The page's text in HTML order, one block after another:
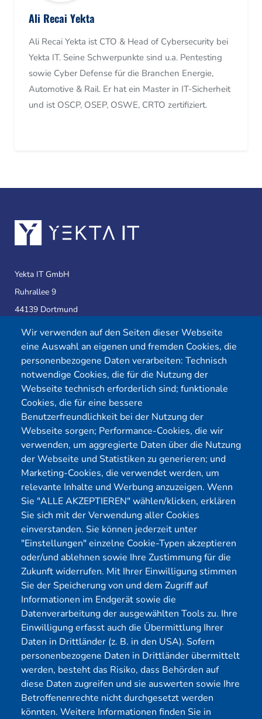
Ali Recai Yekta
Ali Recai Yekta ist CTO & Head of Cybersecurity bei
Yekta IT. Seine Schwerpunkte sind u.a. Pentesting
sowie Cyber Defense für die Branchen Energie,
Automotive & Rail. Er hat ein Master in IT-Sicherheit
und ist OSCP, OSEP, OSWE, CRTO zertifiziert.
Wir verwenden auf den Seiten dieser Webseite
eine Auswahl an eigenen und fremden Cookies, die
personenbezogene Daten verarbeiten: Technisch
notwendige Cookies, die für die Nutzung der
Webseite technisch erforderlich sind; funktionale
Cookies, die für eine bessere
Benutzerfreundlichkeit bei der Nutzung der
Webseite sorgen; Performance-Cookies, die wir
verwenden, um aggregierte Daten über die Nutzung
der Webseite und Statistiken zu generieren; und
Marketing-Cookies, die verwendet werden, um
relevante Inhalte und Werbung anzuzeigen. Wenn
Sie "ALLE AKZEPTIEREN" wählen/klicken, erklären
Sie sich mit der Verwendung aller Cookies
einverstanden. Sie können jederzeit unter
"Einstellungen" einzelne Cookie-Typen akzeptieren
oder/und ablehnen sowie Ihre Zustimmung für die
Zukunft widerrufen. Mit Ihrer Einwilligung stimmen
Sie der Speicherung von und dem Zugriff auf
Informationen im Endgerät sowie die
Datenverarbeitung der ausgewählten Tools zu. Ihre
Einwilligung erfasst auch die Übermittlung Ihrer
Daten in Drittländer (z. B. in den USA). Sofern
personenbezogene Daten in Drittländer übermittelt
werden, besteht das Risiko, dass Behörden auf
diese Daten zugreifen und sie auswerten sowie Ihre
Betroffenenrechte nicht durchgesetzt werden
könnten. Weitere Informationen finden Sie in
Yekta IT GmbH
Ruhrallee 9
44139 Dortmund
Telefon:0231 39814905
E-Mail:
info@yekta-it.de
(Mo.-Fr.9-17 Uhr)
Menü
Cybersecurity
Pentest Anbieter
Pentest Kosten Rechner
KMU CyberRisikoCheck
OT-Security
Physical Pentest
Über uns
Förderungen
Kontakt
Blog
Karriere
Datenschutz
Impressum
Mitglied